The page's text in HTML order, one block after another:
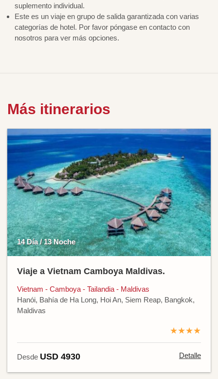
suplemento individual.
Este es un viaje en grupo de salida garantizada con varias
categorías de hotel. Por favor póngase en contacto con
nosotros para ver más opciones.
Más itinerarios
14 Día / 13 Noche
Viaje a Vietnam Camboya Maldivas.
Vietnam - Camboya - Tailandia - Maldivas
Hanói, Bahía de Ha Long, Hoi An, Siem Reap, Bangkok,
Maldivas
★★★★
Desde USD 4930 Detalle